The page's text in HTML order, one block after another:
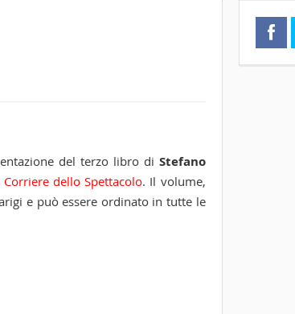
del terzo libro di Stefano
Corriere dello Spettacolo. Il volume,
e può essere ordinato in tutte le